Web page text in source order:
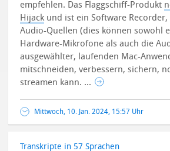
empfehlen. Das Flaggschiff-Produkt
Hijack und ist ein Software
Audio-Quellen (dies können sowohl
Hardware-Mikrofone als auch die
ausgewählter, laufenden Mac-
mitschneiden, verbessern, sichern,
streamen kann. ...
Mittwoch, 10. Jan. 2024, 15:57 Uhr
Transkripte in 57 Sprachen